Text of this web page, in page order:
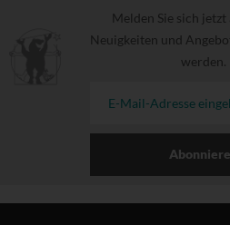
Melden Sie sich jetzt
Neuigkeiten und
werden.